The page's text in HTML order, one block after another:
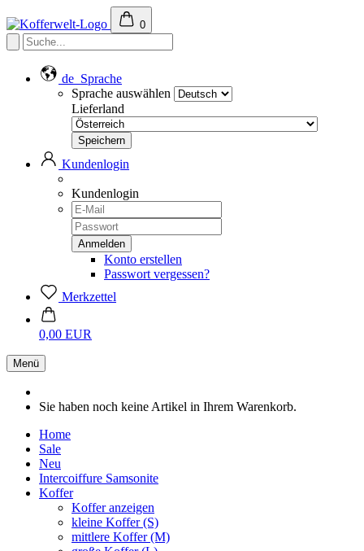
0
de Sprache
Sprache auswählen
Lieferland
Kundenlogin
Kundenlogin
Konto erstellen
Passwort vergessen?
Merkzettel
0,00 EUR
Menü
Sie haben noch keine Artikel in Ihrem Warenkorb.
Home
Sale
Neu
Intercoiffure Samsonite
Koffer
Koffer anzeigen
kleine Koffer (S)
mittlere Koffer (M)